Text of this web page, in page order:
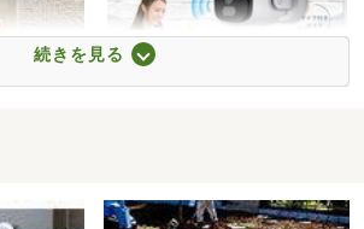
スタイルに合わせた最適なプランをご
ない大切なお買い物です。
溢れるように快適なお家探しの旅をお
続きを見る